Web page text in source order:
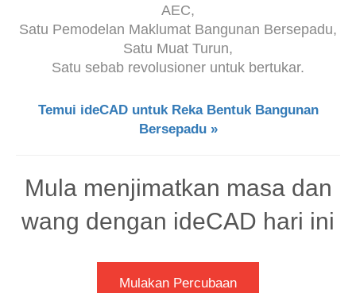
AEC,
Satu Pemodelan Maklumat Bangunan Bersepadu,
Satu Muat Turun,
Satu sebab revolusioner untuk bertukar.
Temui ideCAD untuk Reka Bentuk Bangunan
Bersepadu »
Mula menjimatkan masa dan
wang dengan ideCAD hari ini
Mulakan Percubaan